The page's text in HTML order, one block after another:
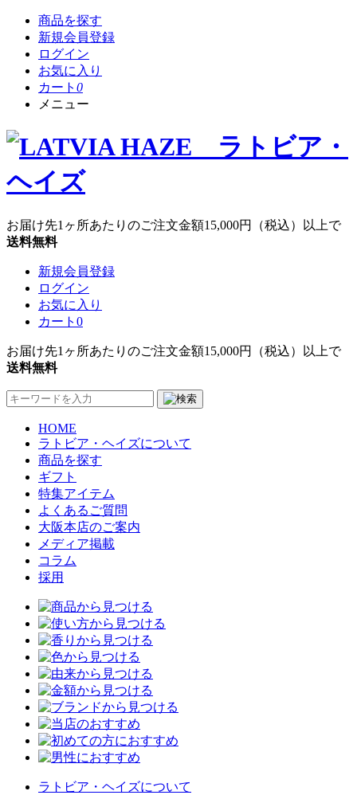
商品を探す
新規会員登録
ログイン
お気に入り
カート 0
メニュー
お届け先1ヶ所あたりのご注文金額15,000円
（税込）以上で
送料無料
新規会員登録
ログイン
お気に入り
カート 0
お届け先1ヶ所あたりのご注文金額15,000円
（税込）以上で
送料無料
HOME
ラトビア・ヘイズについて
商品を探す
ギフト
特集アイテム
よくあるご質問
大阪本店のご案内
メディア掲載
コラム
採用
ラトビア・ヘイズについて